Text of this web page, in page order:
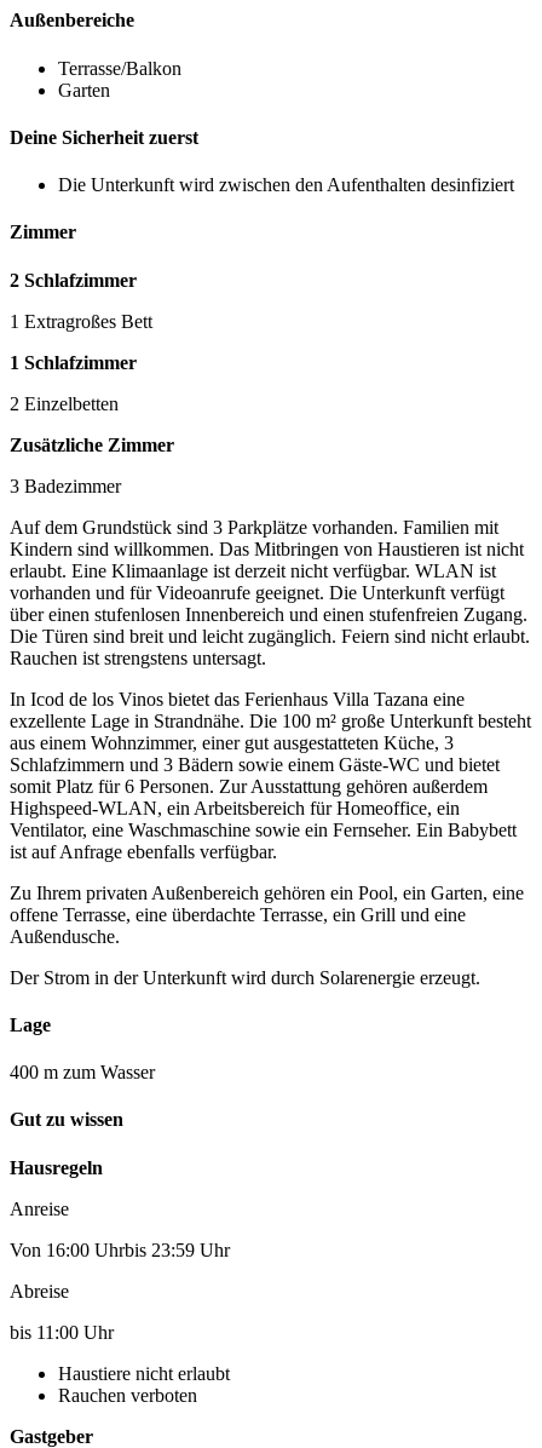
Außenbereiche
Terrasse/Balkon
Garten
Deine Sicherheit zuerst
Die Unterkunft wird zwischen den Aufenthalten desinfiziert
Zimmer
2 Schlafzimmer
1 Extragroßes Bett
1 Schlafzimmer
2 Einzelbetten
Zusätzliche Zimmer
3 Badezimmer
Auf dem Grundstück sind 3 Parkplätze vorhanden. Familien mit
Kindern sind willkommen. Das Mitbringen von Haustieren ist nicht
erlaubt. Eine Klimaanlage ist derzeit nicht verfügbar. WLAN ist
vorhanden und für Videoanrufe geeignet. Die Unterkunft verfügt
über einen stufenlosen Innenbereich und einen stufenfreien Zugang.
Die Türen sind breit und leicht zugänglich. Feiern sind nicht erlaubt.
Rauchen ist strengstens untersagt.
In Icod de los Vinos bietet das Ferienhaus Villa Tazana eine
exzellente Lage in Strandnähe. Die 100 m² große Unterkunft besteht
aus einem Wohnzimmer, einer gut ausgestatteten Küche, 3
Schlafzimmern und 3 Bädern sowie einem Gäste-WC und bietet
somit Platz für 6 Personen. Zur Ausstattung gehören außerdem
Highspeed-WLAN, ein Arbeitsbereich für Homeoffice, ein
Ventilator, eine Waschmaschine sowie ein Fernseher. Ein Babybett
ist auf Anfrage ebenfalls verfügbar.
Zu Ihrem privaten Außenbereich gehören ein Pool, ein Garten, eine
offene Terrasse, eine überdachte Terrasse, ein Grill und eine
Außendusche.
Der Strom in der Unterkunft wird durch Solarenergie erzeugt.
Lage
400 m zum Wasser
Gut zu wissen
Hausregeln
Anreise
Von 16:00 Uhrbis 23:59 Uhr
Abreise
bis 11:00 Uhr
Haustiere nicht erlaubt
Rauchen verboten
Gastgeber